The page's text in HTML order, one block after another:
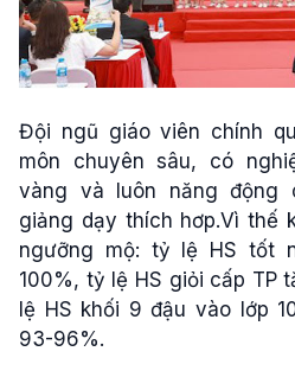
Đội ngũ giáo viên chính
môn chuyên sâu, có
vàng và luôn năng động
giảng dạy thích hơp.Vì thế
ngưỡng mộ: tỷ lệ HS tốt
100%, tỷ lệ HS giỏi cấp TP
lệ HS khối 9 đậu vào lớp
93-96%.